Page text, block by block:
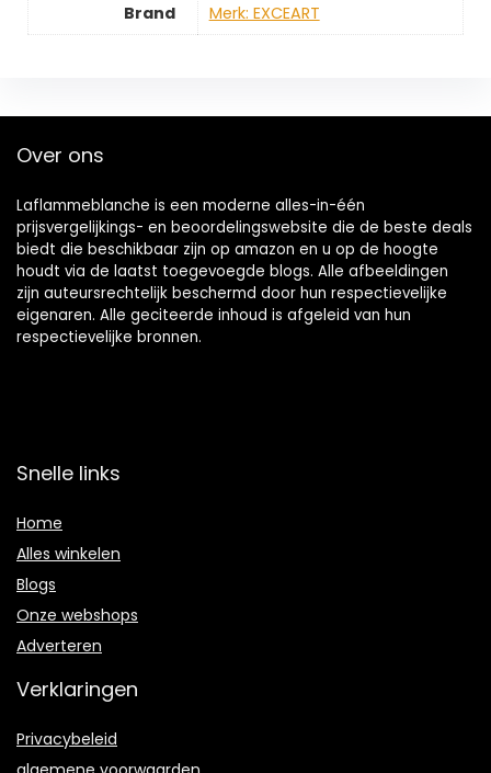
Brand Merk: EXCEART
Over ons
Laflammeblanche is een moderne alles-in-één
prijsvergelijkings- en beoordelingswebsite die de beste deals
biedt die beschikbaar zijn op amazon en u op de hoogte
houdt via de laatst toegevoegde blogs. Alle afbeeldingen
zijn auteursrechtelijk beschermd door hun respectievelijke
eigenaren. Alle geciteerde inhoud is afgeleid van hun
respectievelijke bronnen.
Snelle links
Home
Alles winkelen
Blogs
Onze webshops
Adverteren
Verklaringen
Privacybeleid